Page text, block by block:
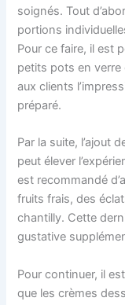
soignés. Tout
portions
Pour ce faire, il est
petits pots en verre
aux clients
préparé.
Par la suite, l’ajout
peut élever
est recommandé
fruits frais, des
chantilly. Cette
gustative
Pour continuer, il
que les crèmes